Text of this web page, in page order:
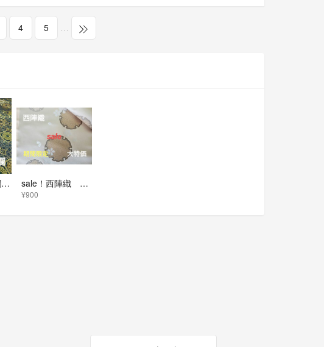
4 5 …
西陣織高級金襴生地 蜀江華文(しょっこうかもん) 紺緑/金 KY-467-1 sale！西陣織 高級金襴生地 桜大華雪輪 ベージュ KY-408-1
¥900